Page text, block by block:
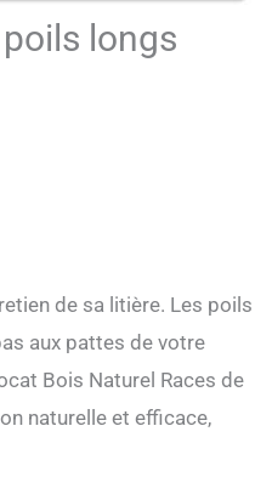
longs
de sa litière. Les poils
aux pattes de votre
Bois Naturel Races de
naturelle et efficace,